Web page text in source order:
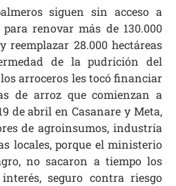
siguen sin acceso a
renovar más de 130.000
reemplazar 28.000 hectáreas
de la pudrición del
arroceros les tocó financiar
de arroz que comienzan a
de abril en Casanare y Meta,
de agroinsumos, industria
locales, porque el ministerio
no sacaron a tiempo los
seguro contra riesgo